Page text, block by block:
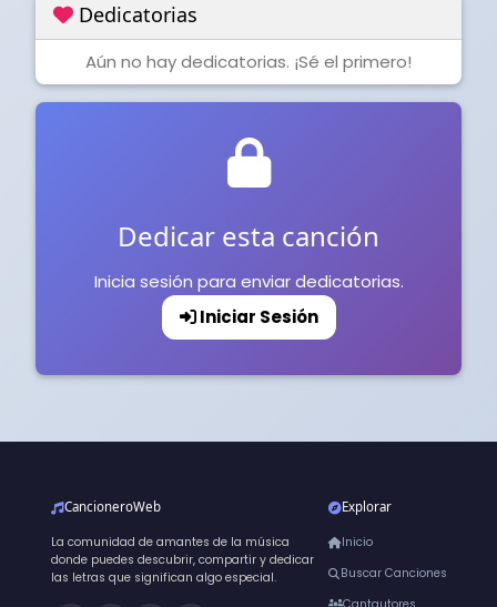
Dedicatorias
Aún no hay dedicatorias. ¡Sé el primero!
Dedicar esta canción
Inicia sesión para enviar dedicatorias.
Iniciar Sesión
CancioneroWeb
La comunidad de amantes de la música
donde puedes descubrir, compartir y dedicar
las letras que significan algo especial.
Explorar
Inicio
Buscar Canciones